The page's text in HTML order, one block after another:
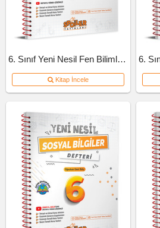
6. Sınıf Yeni Nesil Fen Bilimleri Defteri
Kitap İncele